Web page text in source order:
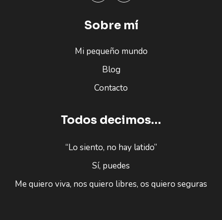
Sobre mí
Mi pequeño mundo
Blog
Contacto
Todos decimos…
“Lo siento, no hay latido”
Sí, puedes
Me quiero viva, nos quiero libres, os quiero seguras